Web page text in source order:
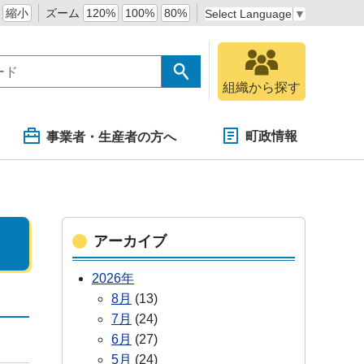
縮小 ズーム 120% 100% 80% Select Language ▼
組織から探す
事業者・生産者の方へ 町政情報
アーカイブ
2026年
8月 (13)
7月 (24)
6月 (27)
5月 (24)